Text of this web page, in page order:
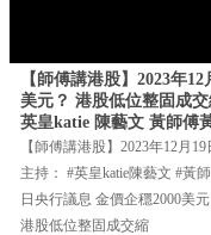
【師傅講港股】2023年
美元？ 港股低位整固成
英皇katie 陳藝文 黃師傅
【師傅講港股】2023年12月
主持： #英皇katie陳藝文 #黃
日央行議息 金價企穩2000美元
港股低位整固成交縮